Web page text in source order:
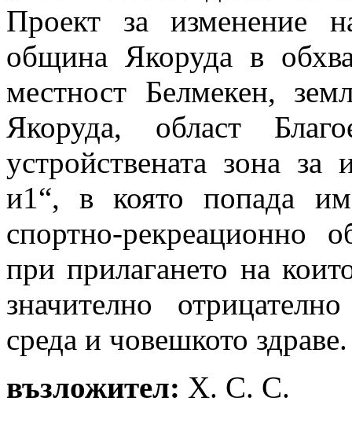
Проект за изменение
община Якоруда в
местност Белмекен,
Якоруда, област
устройствената зона за
и1“, в която попада
спортно-рекреационно
при прилагането на
значително
среда и човешкото здраве.
възложител: Х. С. С.